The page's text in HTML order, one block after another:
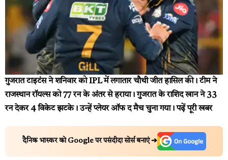
गुजरात टाइटंस ने शनिवार को IPL में लगातार चौथी जीत हासिल की। टीम ने
राजस्थान रॉयल्स को 77 रन के अंतर से हराया। गुजरात के राशिद खान ने 33
रन देकर 4 विकेट झटके। उन्हें प्लेयर ऑफ द मैच चुना गया।पढ़ें पूरी खबर
दैनिक भास्कर को Google पर पसंदीदा सोर्स बनाएं ➔